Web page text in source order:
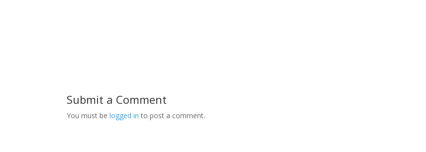
Submit a Comment
You must belogged in to post a comment.